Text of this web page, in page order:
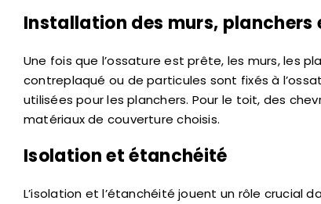
Installation des murs, planchers
Une fois que l’ossature est prête, les murs, les
contreplaqué ou de particules sont fixés à
utilisées pour les planchers. Pour le toit, des
matériaux de couverture choisis.
Isolation et étanchéité
L’isolation et l’étanchéité jouent un rôle crucial